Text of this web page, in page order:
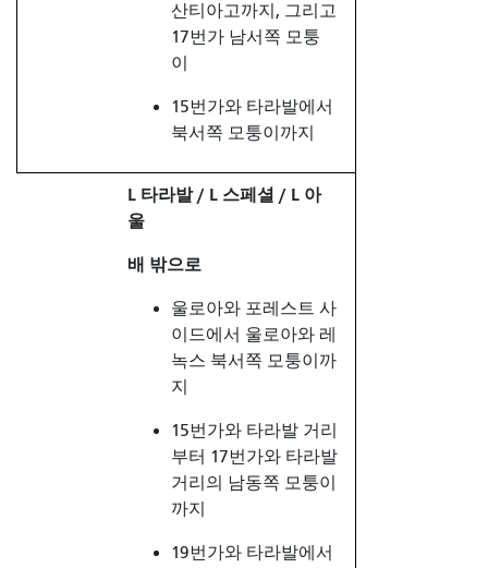
산티아고까지, 그리고
17번가 남서쪽 모퉁
이
15번가와 타라발에서
북서쪽 모퉁이까지
L 타라발 / L 스페셜 / L 아
울
배 밖으로
울로아와 포레스트 사
이드에서 울로아와 레
녹스 북서쪽 모퉁이까
지
15번가와 타라발 거리
부터 17번가와 타라발
거리의 남동쪽 모퉁이
까지
19번가와 타라발에서